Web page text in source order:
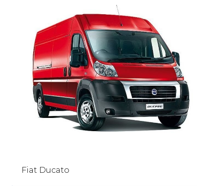
Fiat Ducato